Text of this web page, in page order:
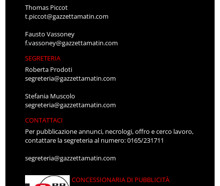
Thomas Piccot
t.piccot@gazzettamatin.com
Fausto Vassoney
f.vassoney@gazzettamatin.com
SEGRETERIA
Roberta Prodoti
segreteria@gazzettamatin.com
Stefania Muscolo
segreteria@gazzettamatin.com
CONTATTACI
Per pubblicazione annunci, necrologi, offro e cerco lavoro,
contattare la segreteria al numero: 0165/231711
segreteria@gazzettamatin.com
CONCESSIONARIA DI PUBBLICITÀ